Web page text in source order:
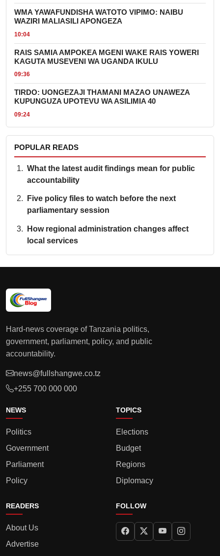
WMA YAWAFUNDISHA WATOTO VIPIMO: NAIBU
WAZIRI MALIASILI APONGEZA
10:04
RAIS SAMIA AMPOKEA MGENI WAKE RAIS YOWERI
KAGUTA MUSEVENI WA UGANDA IKULU
09:36
TIRDO: UONGEZAJI THAMANI MAZAO UNAWEZA
KUPUNGUZA UPOTEVU WA ASILIMIA 40
09:24
POPULAR READS
What the latest audit findings mean for public
accountability
Five policy files to watch before the next
parliamentary session
How regional administration changes affect
local services
Hard-news coverage of Tanzania politics,
government, parliament, policy, and public
accountability.
news@fullshangwe.co.tz
+255 700 000 000
NEWS
Politics
Government
Parliament
Policy
TOPICS
Elections
Budget
Regions
Diplomacy
READERS
About Us
Advertise
FOLLOW